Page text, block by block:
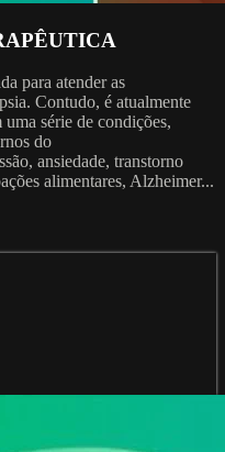
para atender as
Contudo, é atualmente
série de condições,
do
ansiedade, transtorno
alimentares, Alzheimer...